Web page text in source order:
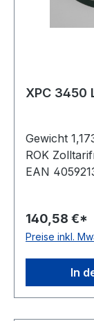
XPC 3450
Gewicht
ROK
EAN
Hersteller
Material
Polyester
140,58 €*
Preise inkl.
In